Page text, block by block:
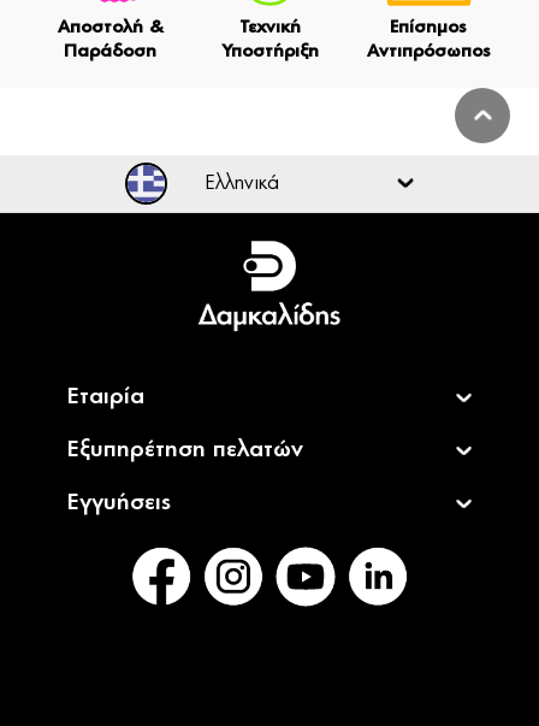
Αποστολή &
Παράδοση
Τεχνική
Υποστήριξη
Επίσημος
Αντιπρόσωπος
Ελληνικά
Ελληνικά
English
Εταιρία
Εξυπηρέτηση πελατών
Εγγυήσεις